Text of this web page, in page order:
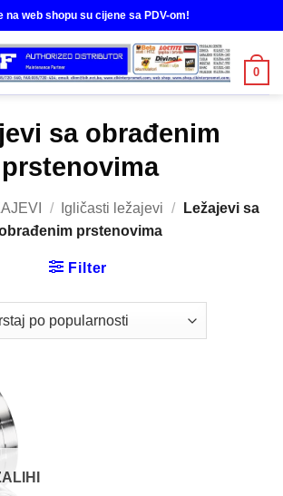
na web shopu su cijene sa PDV-om!
0
sa obrađenim
prstenovima
/ Igličasti ležajevi /
Ležajevi sa
prstenovima
Filter